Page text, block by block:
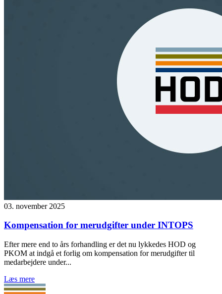
03. november 2025
Kompensation for merudgifter under INTOPS
Efter mere end to års forhandling er det nu lykkedes HOD og
PKOM at indgå et forlig om kompensation for merudgifter til
medarbejdere under...
Læs mere